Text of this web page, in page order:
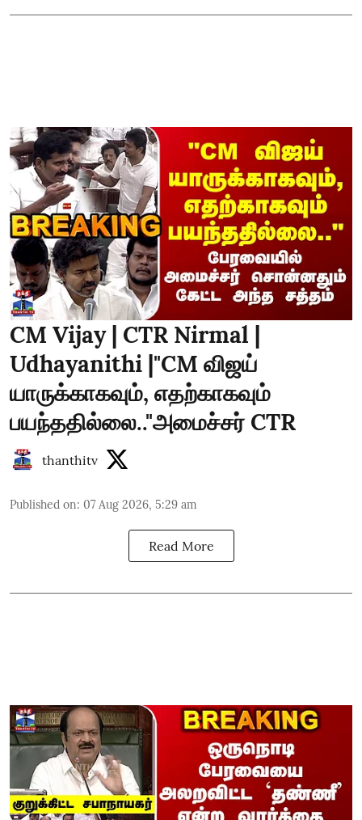
CM Vijay | CTR Nirmal |
Udhayanithi |"CM விஜய்
யாருக்காகவும், எதற்காகவும்
பயந்ததில்லை.."அமைச்சர் CTR
thanthitv
Published on: 07 Aug 2026, 5:29 am
Read More